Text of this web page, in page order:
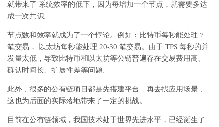
就带来了 系统效率的低下，因为每增加一个节点，就需要多达
成一次共识。
节点数和效率就成为了一个悖论。例如：比特币每秒能处理 7
笔交易， 以太坊每秒能处理 20-30 笔交易。由于 TPS 每秒的并
发量太低，导致比特币和以太坊等公链普遍存在交易费用高、
确认时间长、扩展性差等问题。
此外，很多的公有链项目都是先搭建平台，再去找应用场景，
这也为后面的实际落地带来了一定的挑战。
目前在公有链领域，我国技术处于世界先进水平，已经诞生了